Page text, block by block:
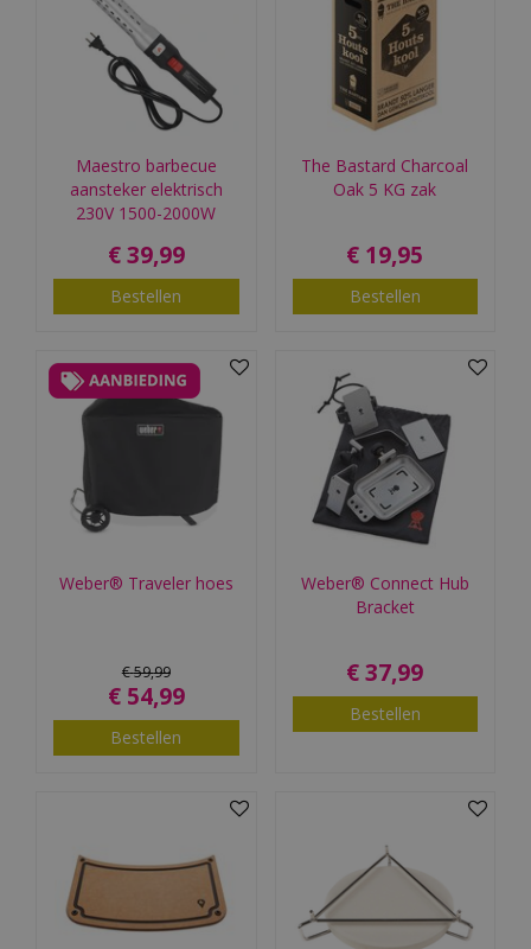
Maestro barbecue
aansteker elektrisch
230V 1500-2000W
€ 39,99
Bestellen
The Bastard Charcoal
Oak 5 KG zak
€ 19,95
Bestellen
Weber® Traveler hoes
€59,99
€ 54,99
Bestellen
Weber® Connect Hub
Bracket
€ 37,99
Bestellen